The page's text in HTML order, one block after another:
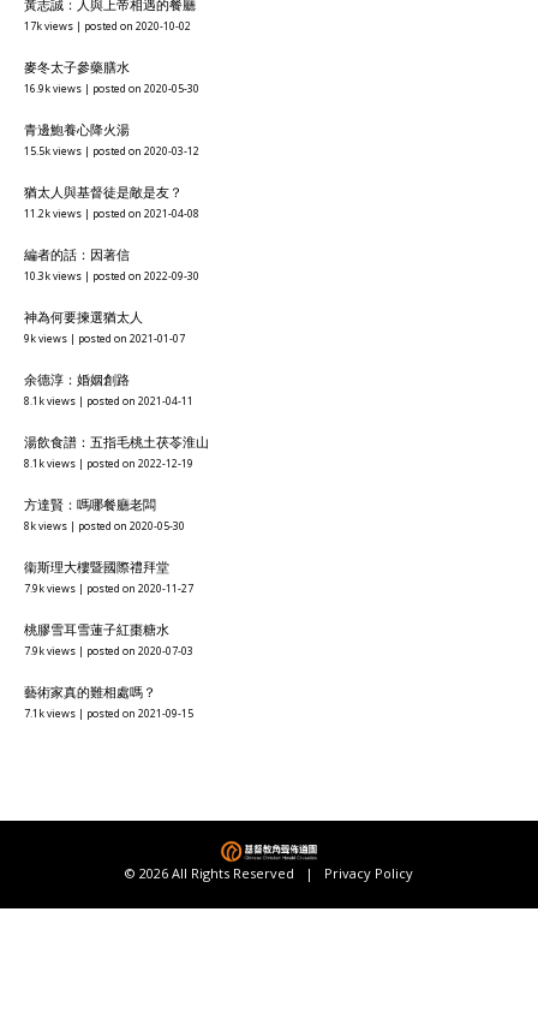
黃志誠：人與上帝相遇的餐廳
17k views | posted on 2020-10-02
麥冬太子參藥膳水
16.9k views | posted on 2020-05-30
青邊鮑養心降火湯
15.5k views | posted on 2020-03-12
猶太人與基督徒是敵是友？
11.2k views | posted on 2021-04-08
編者的話：因著信
10.3k views | posted on 2022-09-30
神為何要揀選猶太人
9k views | posted on 2021-01-07
余德淳：婚姻創路
8.1k views | posted on 2021-04-11
湯飲食譜：五指毛桃土茯苓淮山
8.1k views | posted on 2022-12-19
方達賢：嗎哪餐廳老闆
8k views | posted on 2020-05-30
衞斯理大樓暨國際禮拜堂
7.9k views | posted on 2020-11-27
桃膠雪耳雪蓮子紅棗糖水
7.9k views | posted on 2020-07-03
藝術家真的難相處嗎？
7.1k views | posted on 2021-09-15
© 2026 All Rights Reserved | Privacy Policy